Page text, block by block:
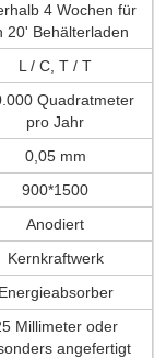
4 Wochen für
20' Behälterladen
L / C, T / T
Quadratmeter
pro Jahr
0,05 mm
900*1500
Anodiert
Kernkraftwerk
Energieabsorber
Millimeter oder
angefertigt